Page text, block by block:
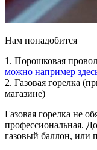
Нам понадобится
1. Порошковая
можно например
2. Газовая горелка
магазине)
Газовая горелка не
профессиональная.
газовый баллон, или